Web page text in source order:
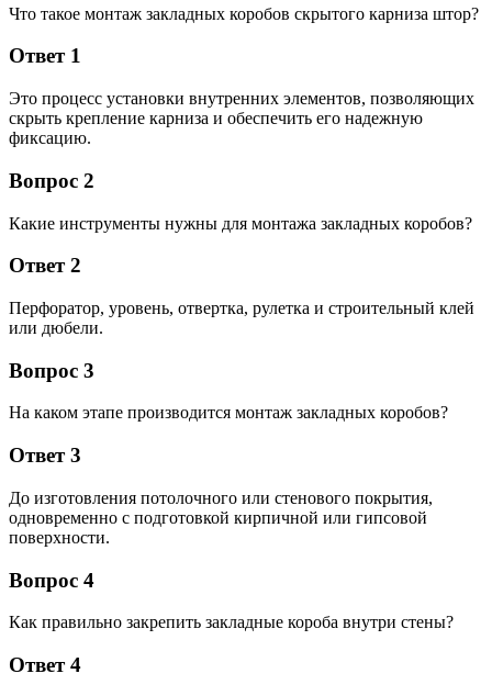
Что такое монтаж закладных коробов скрытого карниза штор?
Ответ 1
Это процесс установки внутренних элементов, позволяющих
скрыть крепление карниза и обеспечить его надежную
фиксацию.
Вопрос 2
Какие инструменты нужны для монтажа закладных коробов?
Ответ 2
Перфоратор, уровень, отвертка, рулетка и строительный клей
или дюбели.
Вопрос 3
На каком этапе производится монтаж закладных коробов?
Ответ 3
До изготовления потолочного или стенового покрытия,
одновременно с подготовкой кирпичной или гипсовой
поверхности.
Вопрос 4
Как правильно закрепить закладные короба внутри стены?
Ответ 4